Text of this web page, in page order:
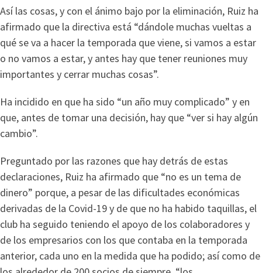
Así las cosas, y con el ánimo bajo por la eliminación, Ruiz ha
afirmado que la directiva está “dándole muchas vueltas a
qué se va a hacer la temporada que viene, si vamos a estar
o no vamos a estar, y antes hay que tener reuniones muy
importantes y cerrar muchas cosas”.
Ha incidido en que ha sido “un año muy complicado” y en
que, antes de tomar una decisión, hay que “ver si hay algún
cambio”.
Preguntado por las razones que hay detrás de estas
declaraciones, Ruiz ha afirmado que “no es un tema de
dinero” porque, a pesar de las dificultades económicas
derivadas de la Covid-19 y de que no ha habido taquillas, el
club ha seguido teniendo el apoyo de los colaboradores y
de los empresarios con los que contaba en la temporada
anterior, cada uno en la medida que ha podido; así como de